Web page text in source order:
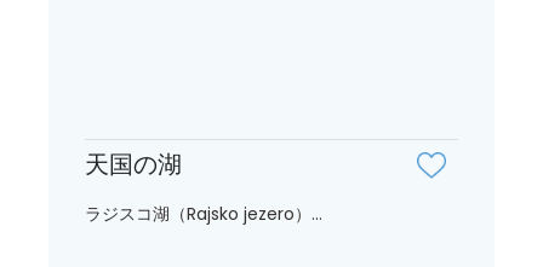
天国の湖
ラジスコ湖（Rajsko jezero）...